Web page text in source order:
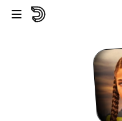
Ana içeriğe atla